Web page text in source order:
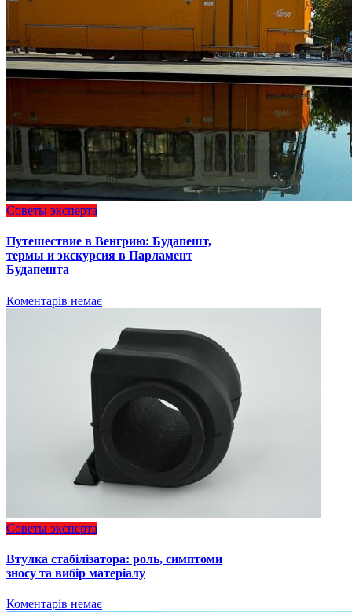
Советы эксперта
Путешествие в Венгрию: Будапешт,
термы и экскурсия в Парламент
Будапешта
Коментарів немає
Советы эксперта
Втулка стабілізатора: роль, симптоми
зносу та вибір матеріалу
Коментарів немає